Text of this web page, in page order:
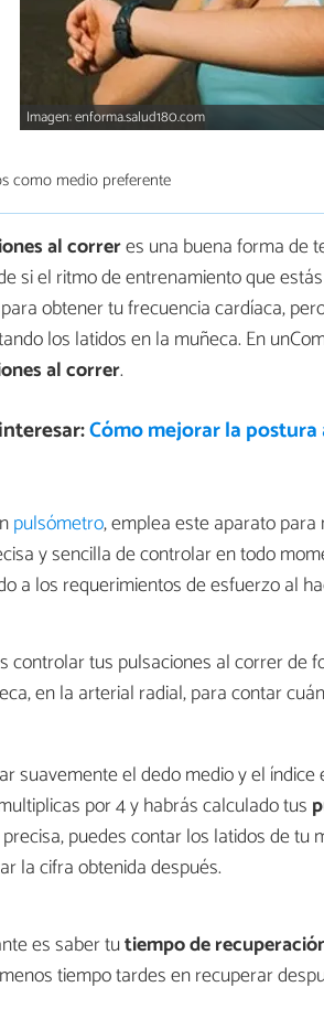
Imagen: enforma.salud180.com
como medio preferente
al correres una buena forma de
si el ritmo de entrenamiento que
obtener tu frecuencia cardíaca,
los latidos en la muñeca. En
al correr.
Cómo mejorar la
pulsómetro, emplea este aparato para
y sencilla de controlar en todo
a los requerimientos de esfuerzo al
controlar tus pulsaciones al correr de
en la arterial radial, para contar
suavemente el dedo medio y el
por 4 y habrás calculado tus
puedes contar los latidos de tu
la cifra obtenida después.
es saber tutiempo de
tiempo tardes en recuperar